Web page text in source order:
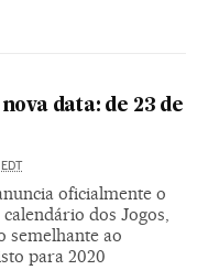
data: de 23 de
EDT
oficialmente o
dos Jogos,
semelhante ao
para 2020